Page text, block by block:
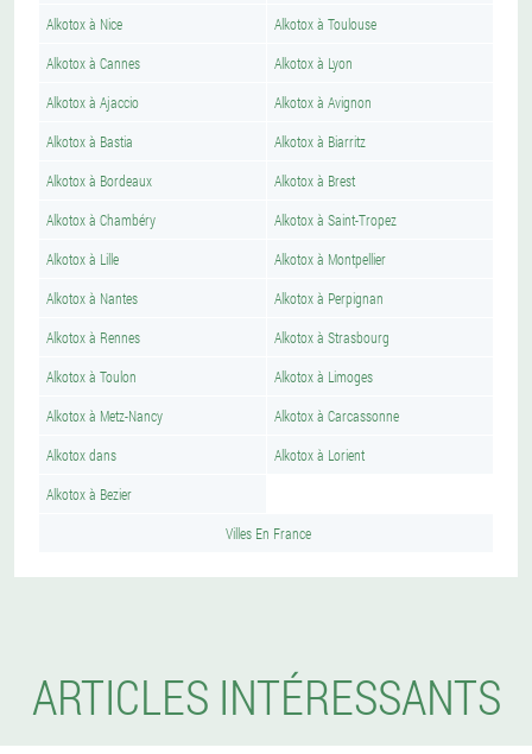
Alkotox à Nice Alkotox à Toulouse
Alkotox à Cannes Alkotox à Lyon
Alkotox à Ajaccio Alkotox à Avignon
Alkotox à Bastia Alkotox à Biarritz
Alkotox à Bordeaux Alkotox à Brest
Alkotox à Chambéry Alkotox à Saint-Tropez
Alkotox à Lille Alkotox à Montpellier
Alkotox à Nantes Alkotox à Perpignan
Alkotox à Rennes Alkotox à Strasbourg
Alkotox à Toulon Alkotox à Limoges
Alkotox à Metz-Nancy Alkotox à Carcassonne
Alkotox dans Alkotox à Lorient
Alkotox à Bezier
Villes En France
ARTICLES INTÉRESSANTS